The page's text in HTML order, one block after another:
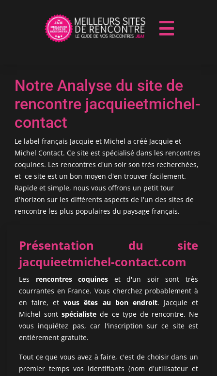
Notre Analyse du site de
rencontre jacquieetmichel-
contact
Le label français Jacquie et Michel a créé Jacquie et
Michel Contact. Ce site est spécialisé dans les rencontres
coquines. Les rencontres d'un soir son très recherchées,
et ce site est un bon moyen d'en trouver facilement.
Rapide et simple, nous vous offrons un petit tour
d'horizon sur les différents aspects de l'un des sites de
rencontre les plus populaires du paysage français.
Présentation du site
jacquieetmichel-contact.com
Les rencontres coquines et d'un soir sont très
courrantes en France. Vous cherchez probablement à
en faire, etvous êtes au bon endroit. Jacquie et
Michel sontspécialiste de ce type de rencontre. Ne
vous inquiétez pas, car l'inscription sur ce site est
entièrement gratuite.
Tout ce que vous avez à faire, c'est de choisir dans un
premier temps vos identifiants (nom d'utilisateur et